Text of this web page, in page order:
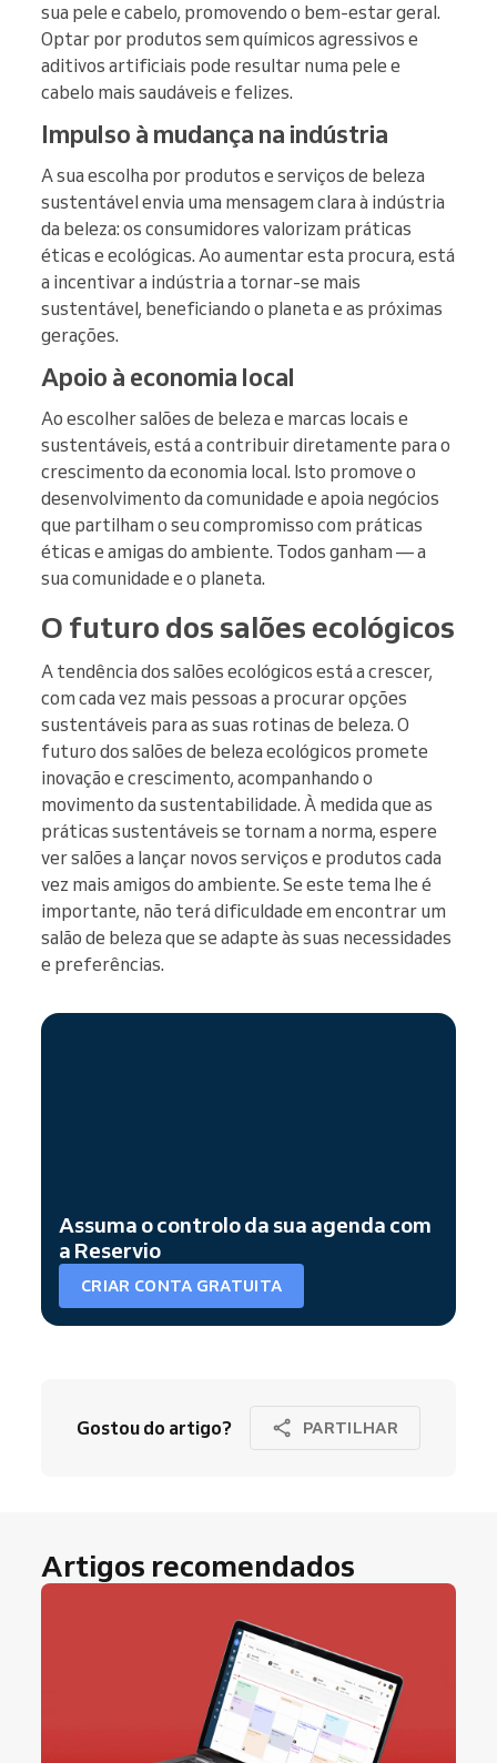
sua pele e cabelo, promovendo o bem-estar geral.
Optar por produtos sem químicos agressivos e
aditivos artificiais pode resultar numa pele e
cabelo mais saudáveis e felizes.
Impulso à mudança na indústria
A sua escolha por produtos e serviços de beleza
sustentável envia uma mensagem clara à indústria
da beleza: os consumidores valorizam práticas
éticas e ecológicas. Ao aumentar esta procura, está
a incentivar a indústria a tornar-se mais
sustentável, beneficiando o planeta e as próximas
gerações.
Apoio à economia local
Ao escolher salões de beleza e marcas locais e
sustentáveis, está a contribuir diretamente para o
crescimento da economia local. Isto promove o
desenvolvimento da comunidade e apoia negócios
que partilham o seu compromisso com práticas
éticas e amigas do ambiente. Todos ganham — a
sua comunidade e o planeta.
O futuro dos salões ecológicos
A tendência dos salões ecológicos está a crescer,
com cada vez mais pessoas a procurar opções
sustentáveis para as suas rotinas de beleza. O
futuro dos salões de beleza ecológicos promete
inovação e crescimento, acompanhando o
movimento da sustentabilidade. À medida que as
práticas sustentáveis se tornam a norma, espere
ver salões a lançar novos serviços e produtos cada
vez mais amigos do ambiente. Se este tema lhe é
importante, não terá dificuldade em encontrar um
salão de beleza que se adapte às suas necessidades
e preferências.
Assuma o controlo da sua agenda com
a Reservio
CRIAR CONTA GRATUITA
Gostou do artigo? PARTILHAR
Artigos recomendados